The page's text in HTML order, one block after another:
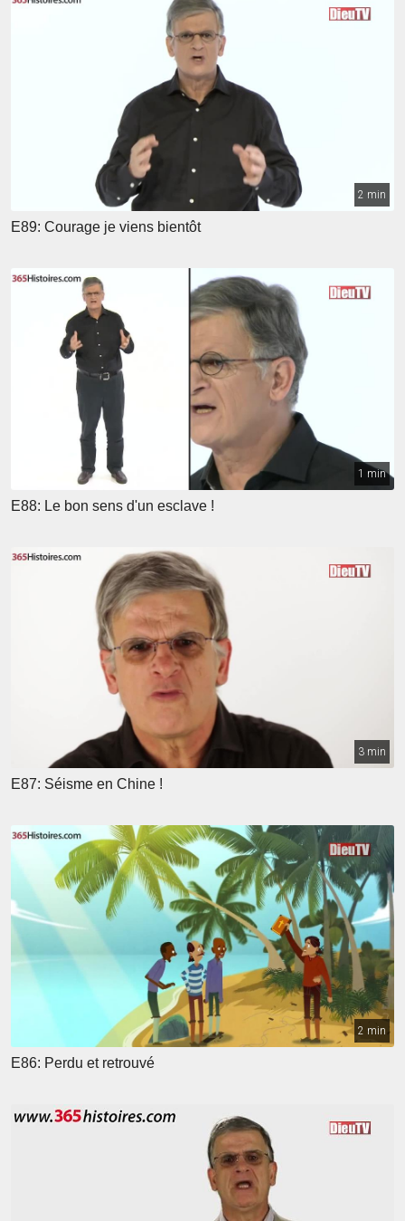
2 min
E89: Courage je viens bientôt
1 min
E88: Le bon sens d'un esclave !
3 min
E87: Séisme en Chine !
2 min
E86: Perdu et retrouvé